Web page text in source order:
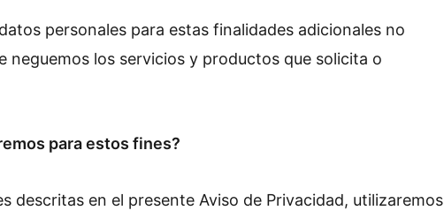
personales para estas finalidades adicionales no
neguemos los servicios y productos que solicita o
para estos fines?
descritas en el presente Aviso de Privacidad, utilizaremos